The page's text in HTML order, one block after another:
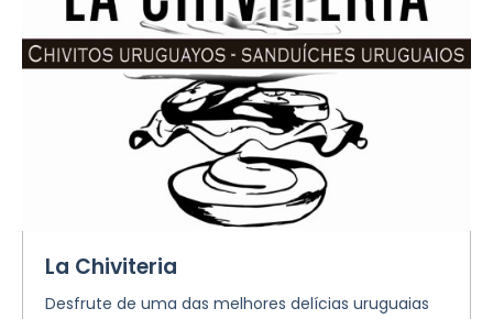
La Chiviteria
Desfrute de uma das melhores delícias uruguaias